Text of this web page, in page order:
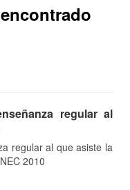
regular al
regular al que asiste la
2010